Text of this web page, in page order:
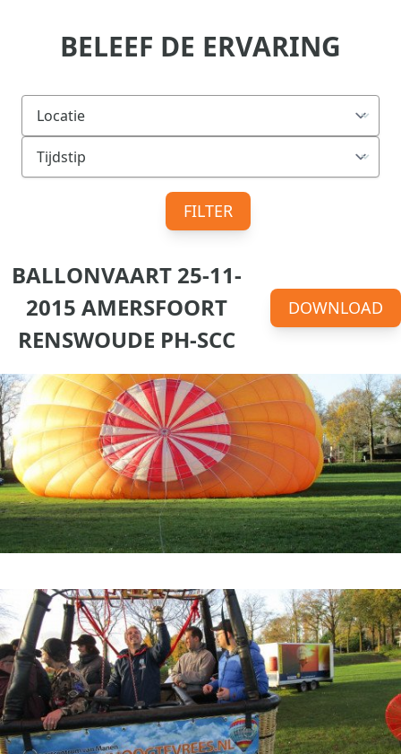
BELEEF DE ERVARING
FILTER
BALLONVAART 25-11-
2015 AMERSFOORT
RENSWOUDE PH-SCC
DOWNLOAD